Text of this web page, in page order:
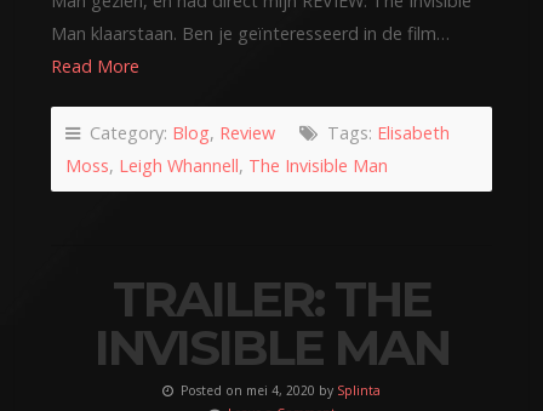
Man klaarstaan. Ben je geïnteresseerd in de film…
Read More
Category: Blog, Review Tags: Elisabeth
Moss, Leigh Whannell, The Invisible Man
TRAILER: THE
INVISIBLE MAN
Posted on mei 4, 2020 by Splinta